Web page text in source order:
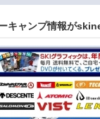
キャンプ情報が